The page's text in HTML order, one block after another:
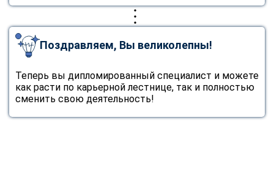
Поздравляем, Вы великолепны!
Теперь вы дипломированный специалист и можете
как расти по карьерной лестнице, так и полностью
сменить свою деятельность!